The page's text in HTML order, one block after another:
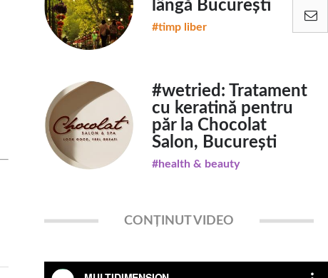
lângă București
#timp liber
#wetried: Tratament
cu keratină pentru
păr la Chocolat
Salon, București
#health & beauty
CONȚINUT VIDEO